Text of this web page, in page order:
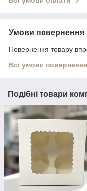
Умови повернення
Повернення товару
Всі умови повернення
Подібні товари